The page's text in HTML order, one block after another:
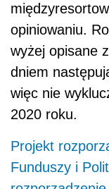
opiniowaniu.
wyżej opisane
dniem
więc nie
2020 roku.
Projekt
Funduszy i